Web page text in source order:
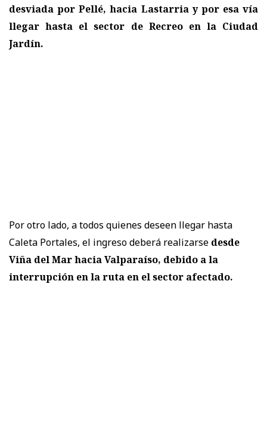
desviada por Pellé, hacia Lastarria y por esa vía
llegar hasta el sector de Recreo en la Ciudad
Jardín.
Por otro lado, a todos quienes deseen llegar hasta
Caleta Portales, el ingreso deberá realizarse desde
Viña del Mar hacia Valparaíso, debido a la
interrupción en la ruta en el sector afectado.